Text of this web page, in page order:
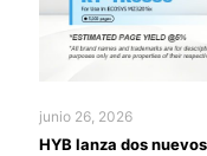
junio 26, 2026
HYB lanza dos